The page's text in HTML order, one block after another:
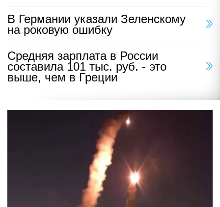
В Германии указали Зеленскому
на роковую ошибку
Средняя зарплата в России
составила 101 тыс. руб. - это
выше, чем в Греции